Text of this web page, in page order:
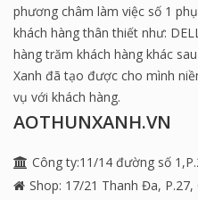
phương châm làm việc số 1
khách hàng thân thiết như:
hàng trăm khách hàng khác
Xanh đã tạo được cho mình
vụ với khách hàng.
AOTHUNXANH.VN
Công ty:11/14 đường số
Shop: 17/21 Thanh Đa, P.27,